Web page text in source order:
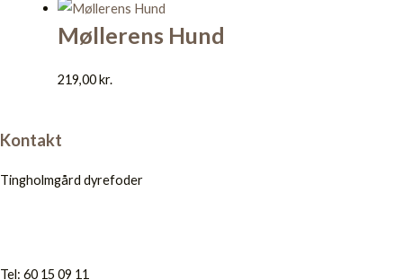
Møllerens Hund
219,00 kr.
Kontakt
Tingholmgård dyrefoder
Tel: 60 15 09 11